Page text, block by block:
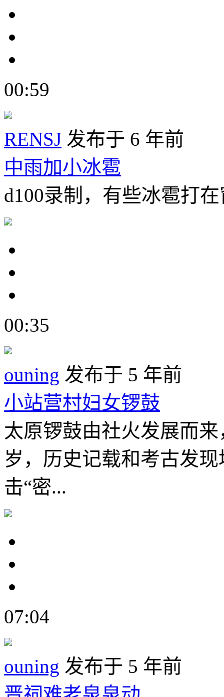
00:59
RENSJ 发布于 6 年前
中雨加小冰雹
d100录制，有些冰雹打
00:35
ouning 发布于 5 年前
小站营村妇女锣鼓
太原锣鼓由社火发展而
岁，历史记载和考古发
击“密...
07:04
ouning 发布于 5 年前